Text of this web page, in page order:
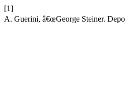
[1]
A. Guerini, â€œGeorge Steiner.